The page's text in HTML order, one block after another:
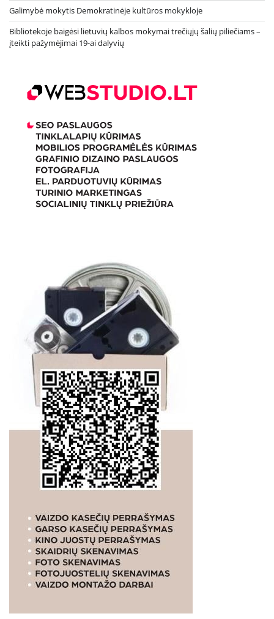
Galimybė mokytis Demokratinėje kultūros mokykloje
Bibliotekoje baigėsi lietuvių kalbos mokymai trečiųjų šalių piliečiams –
įteikti pažymėjimai 19-ai dalyvių